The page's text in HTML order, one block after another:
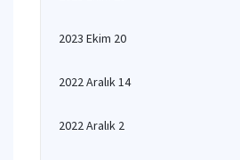
2023 Ekim 20
2022 Aralık 14
2022 Aralık 2